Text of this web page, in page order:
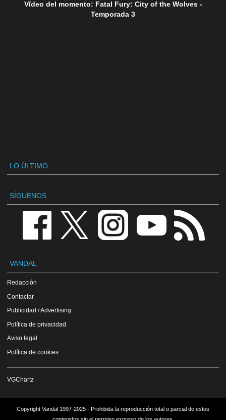
Vídeo del momento: Fatal Fury: City of the Wolves -
Temporada 3
LO ÚLTIMO
SÍGUENOS
VANDAL
Redacción
Contactar
Publicidad / Advertising
Política de privacidad
Aviso legal
Política de cookies
VGChartz
Copyright Vandal 1997-2025 - Prohibida la reproducción total o parcial de estos